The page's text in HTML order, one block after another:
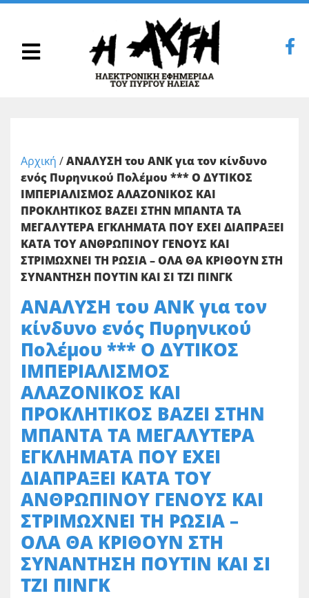
Αρχική /ΑΝΑΛΥΣΗ του ΑΝΚ για τον κίνδυνο
ενός Πυρηνικού Πολέμου *** Ο ΔΥΤΙΚΟΣ
ΙΜΠΕΡΙΑΛΙΣΜΟΣ ΑΛΑΖΟΝΙΚΟΣ ΚΑΙ
ΠΡΟΚΛΗΤΙΚΟΣ ΒΑΖΕΙ ΣΤΗΝ ΜΠΑΝΤΑ ΤΑ
ΜΕΓΑΛΥΤΕΡΑ ΕΓΚΛΗΜΑΤΑ ΠΟΥ ΕΧΕΙ ΔΙΑΠΡΑΞΕΙ
ΚΑΤΑ ΤΟΥ ΑΝΘΡΩΠΙΝΟΥ ΓΕΝΟΥΣ ΚΑΙ
ΣΤΡΙΜΩΧΝΕΙ ΤΗ ΡΩΣΙΑ – ΟΛΑ ΘΑ ΚΡΙΘΟΥΝ ΣΤΗ
ΣΥΝΑΝΤΗΣΗ ΠΟΥΤΙΝ ΚΑΙ ΣΙ ΤΖΙ ΠΙΝΓΚ
ΑΝΑΛΥΣΗ του ΑΝΚ για τον
κίνδυνο ενός Πυρηνικού
Πολέμου *** Ο ΔΥΤΙΚΟΣ
ΙΜΠΕΡΙΑΛΙΣΜΟΣ
ΑΛΑΖΟΝΙΚΟΣ ΚΑΙ
ΠΡΟΚΛΗΤΙΚΟΣ ΒΑΖΕΙ ΣΤΗΝ
ΜΠΑΝΤΑ ΤΑ ΜΕΓΑΛΥΤΕΡΑ
ΕΓΚΛΗΜΑΤΑ ΠΟΥ ΕΧΕΙ
ΔΙΑΠΡΑΞΕΙ ΚΑΤΑ ΤΟΥ
ΑΝΘΡΩΠΙΝΟΥ ΓΕΝΟΥΣ ΚΑΙ
ΣΤΡΙΜΩΧΝΕΙ ΤΗ ΡΩΣΙΑ –
ΟΛΑ ΘΑ ΚΡΙΘΟΥΝ ΣΤΗ
ΣΥΝΑΝΤΗΣΗ ΠΟΥΤΙΝ ΚΑΙ ΣΙ
ΤΖΙ ΠΙΝΓΚ